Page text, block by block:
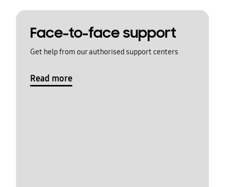
Face-to-face support
Get help from our authorised support centers
Read more